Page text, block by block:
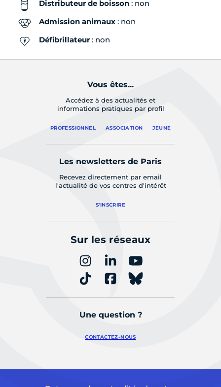
Distributeur de boisson : non
Admission animaux : non
Défibrillateur: non
Vous êtes...
Accédez à des actualités et
informations pratiques par profil
PROFESSIONNEL ASSOCIATION JEUNE
Les newsletters de Paris
Recevez directement par email
l'actualité de vos centres d'intérêt
S'INSCRIRE
Sur les réseaux
Une question ?
CONTACTEZ-NOUS